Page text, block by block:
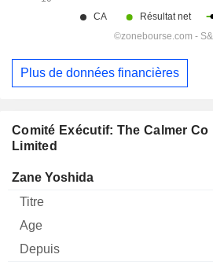
Comité Exécutif: The Calmer Co
Limited
Dirigeant Titre
Zane Yoshida
Plus de données financières